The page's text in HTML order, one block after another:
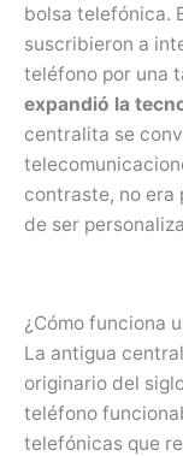
bolsa telefónica.
suscribieron a
teléfono por una
expandió la
centralita se
contraste, no era
de ser
¿Cómo funciona
La antigua
originario del
teléfono
telefónicas que